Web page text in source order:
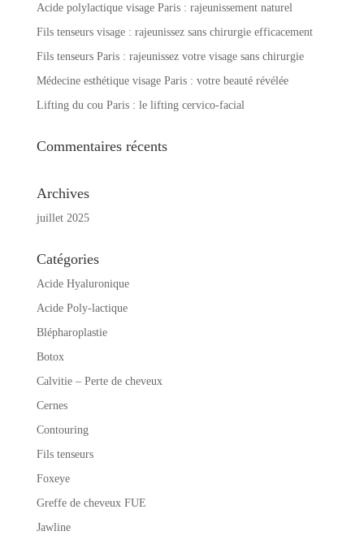
Acide polylactique visage Paris : rajeunissement naturel
Fils tenseurs visage : rajeunissez sans chirurgie efficacement
Fils tenseurs Paris : rajeunissez votre visage sans chirurgie
Médecine esthétique visage Paris : votre beauté révélée
Lifting du cou Paris : le lifting cervico-facial
Commentaires récents
Archives
juillet 2025
Catégories
Acide Hyaluronique
Acide Poly-lactique
Blépharoplastie
Botox
Calvitie – Perte de cheveux
Cernes
Contouring
Fils tenseurs
Foxeye
Greffe de cheveux FUE
Jawline